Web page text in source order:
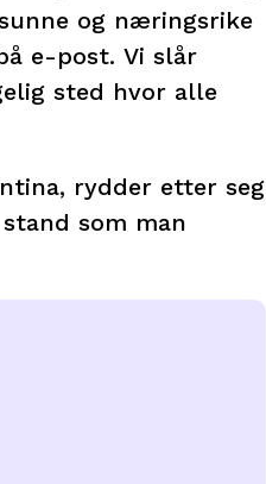
og næringsrike
e-post. Vi slår
sted hvor alle
rydder etter seg
som man